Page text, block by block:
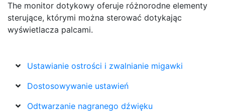
The monitor dotykowy oferuje różnorodne elementy
sterujące, którymi można sterować dotykając
wyświetlacza palcami.
Ustawianie ostrości i zwalnianie migawki
Dostosowywanie ustawień
Odtwarzanie nagranego dźwięku